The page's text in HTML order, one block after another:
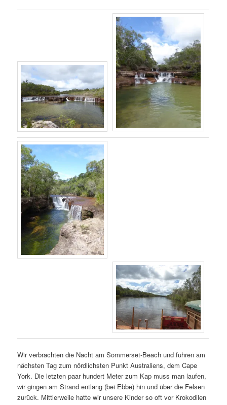
Wir verbrachten die Nacht am Sommerset-Beach und fuhren am
nächsten Tag zum nördlichsten Punkt Australiens, dem Cape
York. Die letzten paar hundert Meter zum Kap muss man laufen,
wir gingen am Strand entlang (bei Ebbe) hin und über die Felsen
zurück. Mittlerweile hatte wir unsere Kinder so oft vor Krokodilen